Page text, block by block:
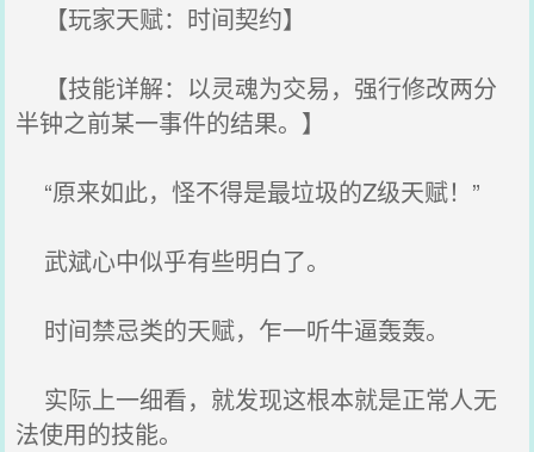
【玩家天赋：时间契约】
【技能详解：以灵魂为交易，强行修改两分
半钟之前某一事件的结果。】
“原来如此，怪不得是最垃圾的Z级天赋！”
武斌心中似乎有些明白了。
时间禁忌类的天赋，乍一听牛逼轰轰。
实际上一细看，就发现这根本就是正常人无
法使用的技能。